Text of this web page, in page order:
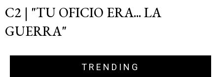
C2 | "TU OFICIO ERA... LA
GUERRA"
TRENDING